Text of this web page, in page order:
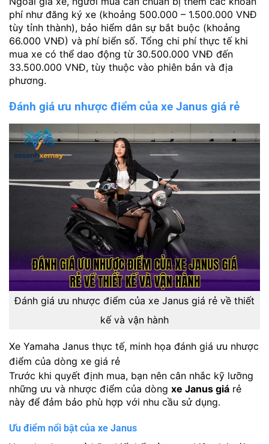
phí như đăng ký xe (khoảng 500.000 – 1.500.000 VNĐ
tùy tỉnh thành), bảo hiểm dân sự bắt buộc (khoảng
66.000 VNĐ) và phí biển số. Tổng chi phí thực tế khi
mua xe có thể dao động từ 30.500.000 VNĐ đến
33.500.000 VNĐ, tùy thuộc vào phiên bản và địa
phương.
Đánh giá ưu nhược điểm của xe Janus giá rẻ
Đánh giá ưu nhược điểm của xe Janus giá rẻ về thiết
kế và vận hành
Xe Yamaha Janus thực tế, minh họa đánh giá ưu nhược
điểm của dòng xe giá rẻ
Trước khi quyết định mua, bạn nên cân nhắc kỹ lưỡng
những ưu và nhược điểm của dòng xe Janus giá rẻ
này để đảm bảo phù hợp với nhu cầu sử dụng.
Ưu điểm nổi bật của xe Janus